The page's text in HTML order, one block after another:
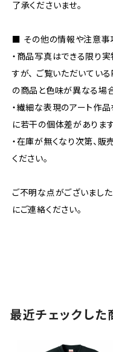
了承くださいませ。
■ その他の情報や注意事
・商品写真はできる限り
すが、 ご覧いただいてい
の商品と色味が異なる場
・繊細な表現のアート作
に若干の個体差があります
・在庫が無くなり次第、
ください。
ご不明な点がございまし
にご連絡ください。
最近チェックした